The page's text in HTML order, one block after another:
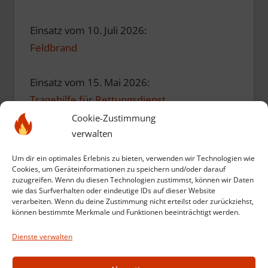
Cookie-Zustimmung
verwalten
Um dir ein optimales Erlebnis zu bieten, verwenden wir Technologien wie
Cookies, um Geräteinformationen zu speichern und/oder darauf
zuzugreifen. Wenn du diesen Technologien zustimmst, können wir Daten
wie das Surfverhalten oder eindeutige IDs auf dieser Website
verarbeiten. Wenn du deine Zustimmung nicht erteilst oder zurückziehst,
können bestimmte Merkmale und Funktionen beeinträchtigt werden.
Dienste verwalten
Einsatz vom 10. Juli 2026:
Feldbrand
Einsatz vom 15. Mai 2026:
Tragehilfe für Rettungsdienst
Einsatz vom 10. Mai 2026:
Einsatz vom 12. März 2026:
Kompost in Brand